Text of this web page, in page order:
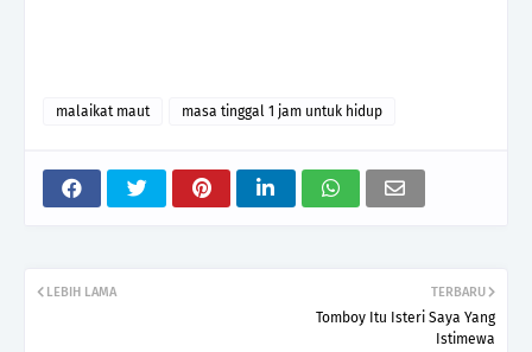
malaikat maut masa tinggal 1 jam untuk hidup
TERBARU
Tomboy Itu Isteri Saya Yang
Istimewa
LEBIH LAMA